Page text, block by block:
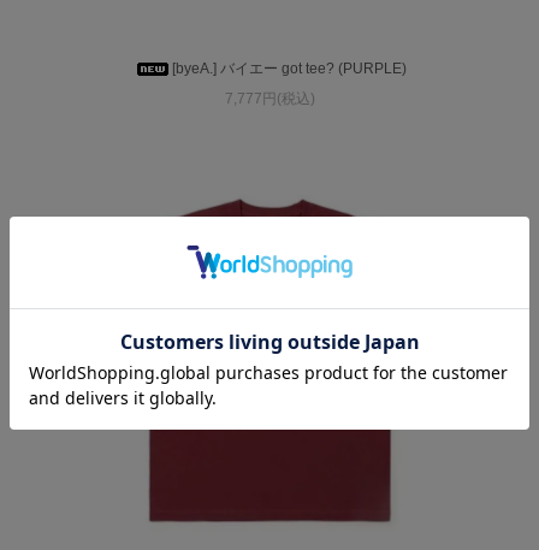
[byeA.] バイエー got tee? (PURPLE)
7,777円(税込)